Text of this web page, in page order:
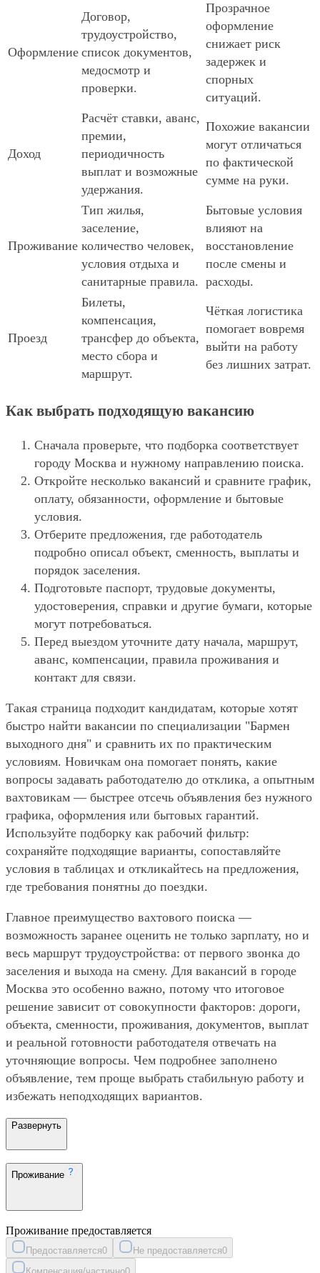
Оформление
Договор,
трудоустройство,
список документов,
медосмотр и
проверки.
Прозрачное
оформление
снижает риск
задержек и
спорных
ситуаций.
Доход
Расчёт ставки, аванс,
премии,
периодичность
выплат и возможные
удержания.
Похожие вакансии
могут отличаться
по фактической
сумме на руки.
Проживание
Тип жилья,
заселение,
количество человек,
условия отдыха и
санитарные правила.
Бытовые условия
влияют на
восстановление
после смены и
расходы.
Проезд
Билеты,
компенсация,
трансфер до объекта,
место сбора и
маршрут.
Чёткая логистика
помогает вовремя
выйти на работу
без лишних затрат.
Как выбрать подходящую вакансию
Сначала проверьте, что подборка соответствует
городу Москва и нужному направлению поиска.
Откройте несколько вакансий и сравните график,
оплату, обязанности, оформление и бытовые
условия.
Отберите предложения, где работодатель
подробно описал объект, сменность, выплаты и
порядок заселения.
Подготовьте паспорт, трудовые документы,
удостоверения, справки и другие бумаги, которые
могут потребоваться.
Перед выездом уточните дату начала, маршрут,
аванс, компенсации, правила проживания и
контакт для связи.
Такая страница подходит кандидатам, которые хотят
быстро найти вакансии по специализации "Бармен
выходного дня" и сравнить их по практическим
условиям. Новичкам она помогает понять, какие
вопросы задавать работодателю до отклика, а опытным
вахтовикам — быстрее отсечь объявления без нужного
графика, оформления или бытовых гарантий.
Используйте подборку как рабочий фильтр:
сохраняйте подходящие варианты, сопоставляйте
условия в таблицах и откликайтесь на предложения,
где требования понятны до поездки.
Главное преимущество вахтового поиска —
возможность заранее оценить не только зарплату, но и
весь маршрут трудоустройства: от первого звонка до
заселения и выхода на смену. Для вакансий в городе
Москва это особенно важно, потому что итоговое
решение зависит от совокупности факторов: дороги,
объекта, сменности, проживания, документов, выплат
и реальной готовности работодателя отвечать на
уточняющие вопросы. Чем подробнее заполнено
объявление, тем проще выбрать стабильную работу и
избежать неподходящих вариантов.
Развернуть
Проживание
Проживание предоставляется
Предоставляется0 Не предоставляется0